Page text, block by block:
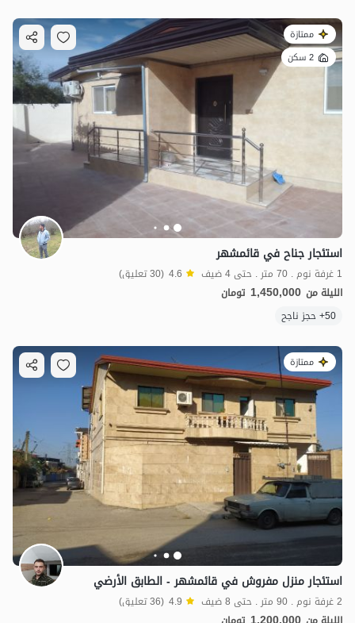
ممتازة
2 سكن
استئجار جناح في قائمشهر
1 غرفة نوم . 70 متر . حتى 4 ضيف 4.6 (30 تعليق)
الليلة من 1,450,000 تومان
50+ حجز ناجح
ممتازة
استئجار منزل مفروش في قائمشهر - الطابق الأرضي
2 غرفة نوم . 90 متر . حتى 8 ضيف 4.9 (36 تعليق)